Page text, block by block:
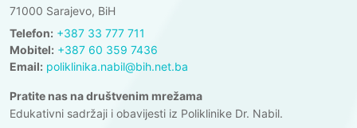
71000 Sarajevo, BiH
Telefon: +387 33 777 711
Mobitel: +387 60 359 7436
Email: poliklinika.nabil@bih.net.ba
Pratite nas na društvenim mrežama
Edukativni sadržaji i obavijesti iz Poliklinike Dr. Nabil.